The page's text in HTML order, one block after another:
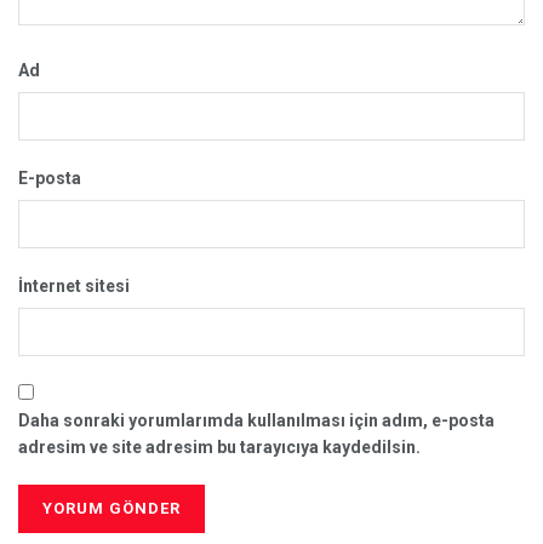
Ad
E-posta
İnternet sitesi
Daha sonraki yorumlarımda kullanılması için adım, e-posta
adresim ve site adresim bu tarayıcıya kaydedilsin.